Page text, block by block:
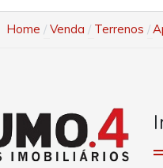
Home Venda Terrenos